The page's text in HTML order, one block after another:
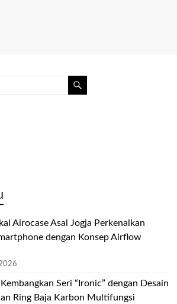
Airocase Asal Jogja Perkenalkan
dengan Konsep Airflow
Seri “Ironic” dengan Desain
Ring Baja Karbon Multifungsi